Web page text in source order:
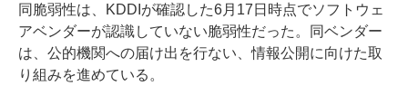
同脆弱性は、KDDIが確認した6月17日時点でソフトウェ
アベンダーが認識していない脆弱性だった。同ベンダー
は、公的機関への届け出を行ない、情報公開に向けた取
り組みを進めている。